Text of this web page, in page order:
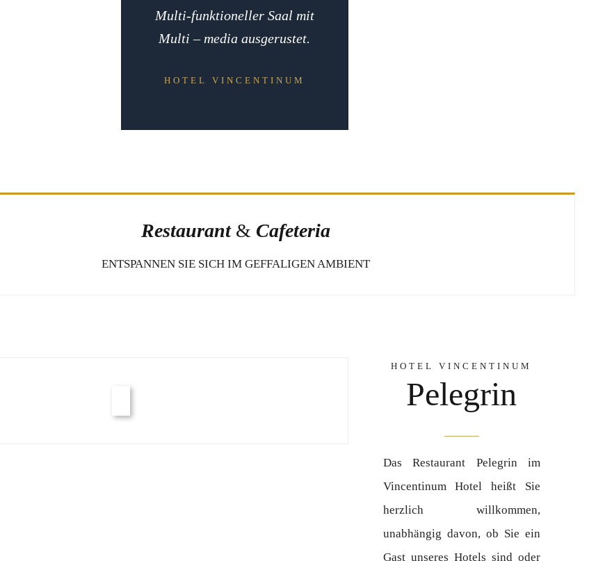
Multi-funktioneller Saal mit
Multi – media ausgerustet.
HOTEL VINCENTINUM
Restaurant& Cafeteria
ENTSPANNEN SIE SICH IM GEFFALIGEN AMBIENT
HOTEL VINCENTINUM
Pelegrin
Das Restaurant Pelegrin im
Vincentinum Hotel heißt Sie
herzlich willkommen,
unabhängig davon, ob Sie ein
Gast unseres Hotels sind oder